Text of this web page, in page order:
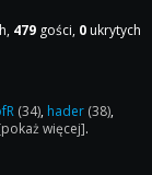
479 gości, 0 ukrytych
(34), hader (38),
więcej].